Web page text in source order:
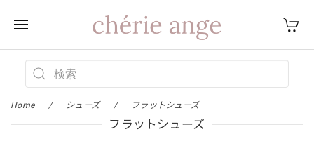
Home シューズ フラットシューズ
フラットシューズ